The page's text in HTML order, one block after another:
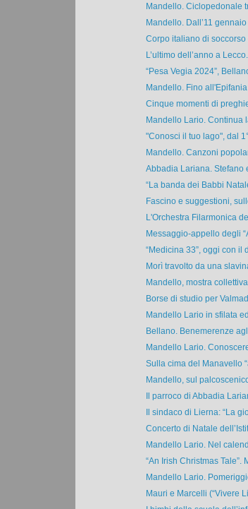
Mandello. Ciclopedonale
Mandello. Dall’11
Corpo italiano di soccorso
L’ultimo dell’anno a
“Pesa Vegia 2024”,
Mandello. Fino all'Epifania
Cinque momenti di
Mandello Lario. Continua
"Conosci il tuo lago", dal
Mandello. Canzoni
Abbadia Lariana. Stefano
“La banda dei Babbi
Fascino e suggestioni,
L'Orchestra Filarmonica
Messaggio-appello degli
“Medicina 33”, oggi con il
Morì travolto da una
Mandello, mostra
Borse di studio per
Mandello Lario in sfilata
Bellano. Benemerenze
Mandello Lario.
Sulla cima del Manavello
Mandello, sul
Il parroco di Abbadia
Il sindaco di Lierna: “La
Concerto di Natale
Mandello Lario. Nel
“An Irish Christmas Tale”.
Mandello Lario.
Mauri e Marcelli (“Vivere